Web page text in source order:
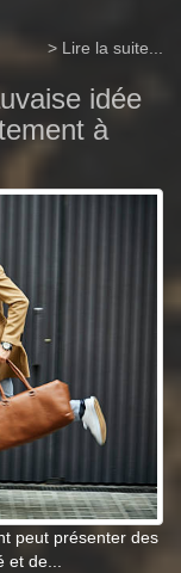
> Lire la suite...
idée
à
peut présenter des
et de...